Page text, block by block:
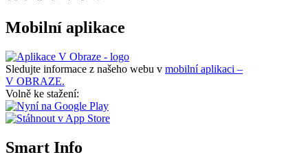
Mobilní aplikace
Sledujte informace z našeho webu v mobilní aplikaci –
V OBRAZE.
Volně ke stažení:
Smart Info